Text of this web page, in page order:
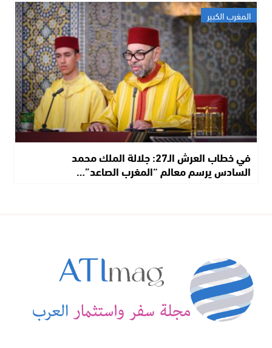
المغرب الكبير
في خطاب العرش الـ27: جلالة الملك محمد
السادس يرسم معالم “المغرب الصاعد”…